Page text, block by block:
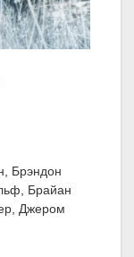
Брэндон
Брайан
Джером